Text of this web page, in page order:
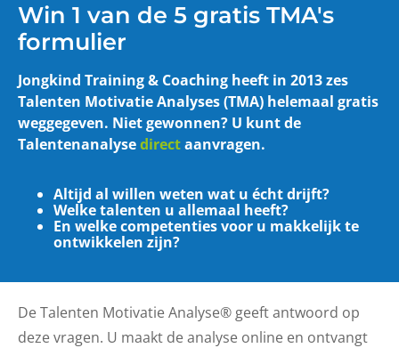
Win 1 van de 5 gratis TMA's
formulier
Jongkind Training & Coaching heeft in 2013 zes
Talenten Motivatie Analyses (TMA) helemaal gratis
weggegeven. Niet gewonnen? U kunt de
Talentenanalysedirectaanvragen.
Altijd al willen weten wat u écht drijft?
Welke talenten u allemaal heeft?
En welke competenties voor u makkelijk te
ontwikkelen zijn?
De Talenten Motivatie Analyse® geeft antwoord op
deze vragen. U maakt de analyse online en ontvangt